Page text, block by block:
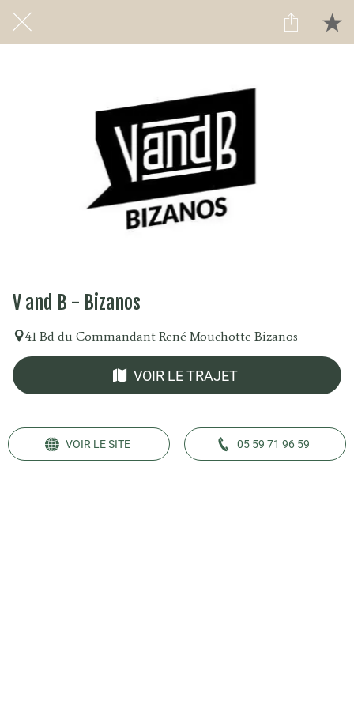
V and B - Bizanos
41 Bd du Commandant René Mouchotte Bizanos
VOIR LE TRAJET
VOIR LE SITE 05 59 71 96 59